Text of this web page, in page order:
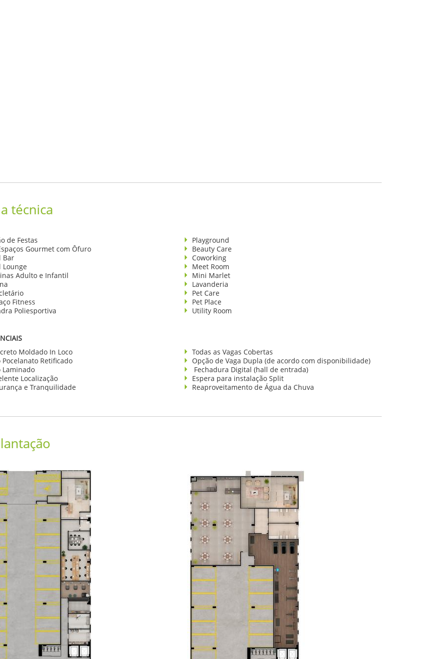
técnica
de Festas
Gourmet com Ôfuro
Bar
Lounge
Adulto e Infantil
Fitness
Poliesportiva
Playground
Beauty Care
Coworking
Meet Room
Mini Marlet
Lavanderia
Pet Care
Pet Place
Utility Room
Moldado In Loco
Pocelanato Retificado
Laminado
Localização
e Tranquilidade
Todas as Vagas Cobertas
Opção de Vaga Dupla (de acordo com disponibilidade)
Fechadura Digital (hall de entrada)
Espera para instalação Split
Reaproveitamento de Água da Chuva